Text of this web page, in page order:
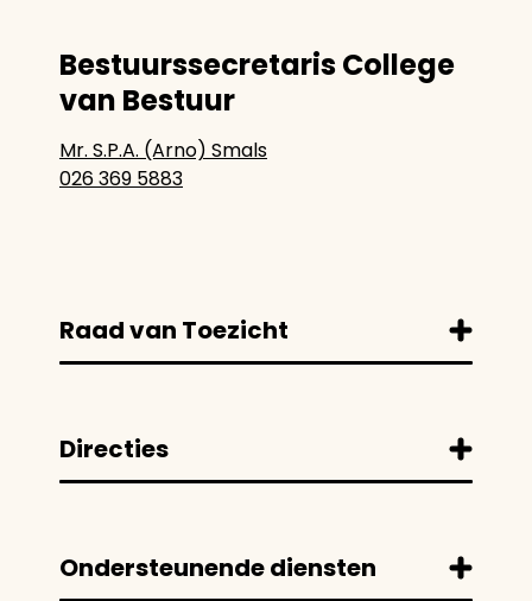
Bestuurssecretaris College
van Bestuur
Mr. S.P.A. (Arno) Smals
026 369 5883
Raad van Toezicht
Directies
Ondersteunende diensten